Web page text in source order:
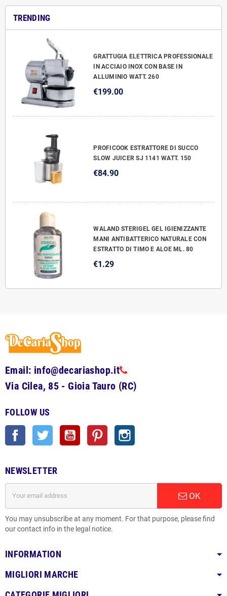
TRENDING
GRATTUGIA ELETTRICA PROFESSIONALE
IN ACCIAIO INOX CON BASE IN
ALLUMINIO WATT. 260
€199.00
PROFICOOK ESTRATTORE DI SUCCO
SLOW JUICER SJ 1141 WATT. 150
€84.90
WALAND STERIGEL GEL IGIENIZZANTE
MANI ANTIBATTERICO NATURALE CON
ESTRATTO DI TIMO E ALOE ML. 80
€1.29
Email: info@decariashop.it
Via Cilea, 85 - Gioia Tauro (RC)
FOLLOW US
Facebook Twitter YouTube Pinterest
NEWSLETTER
OK
You may unsubscribe at any moment. For that purpose, please find
our contact info in the legal notice.
INFORMATION
MIGLIORI MARCHE